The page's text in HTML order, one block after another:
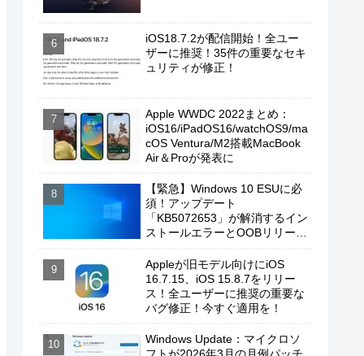
iOS18.7.2が配信開始！全ユー
ザーに推奨！35件の重要なセキ
ュリティが修正！
Apple WWDC 2022まとめ：
iOS16/iPadOS16/watchOS9/ma
cOS Ventura/M2搭載MacBook
Air＆Proが発表に
【緊急】Windows 10 ESUに必
須！アップデート
「KB5072653」が解消するイン
ストールエラーとOOBリリース
Appleが旧モデル向けにiOS
16.7.15、iOS 15.8.7をリリー
ス！全ユーザーに推奨の重要な
バグ修正！今すぐ適用を！
Windows Update：マイクロソ